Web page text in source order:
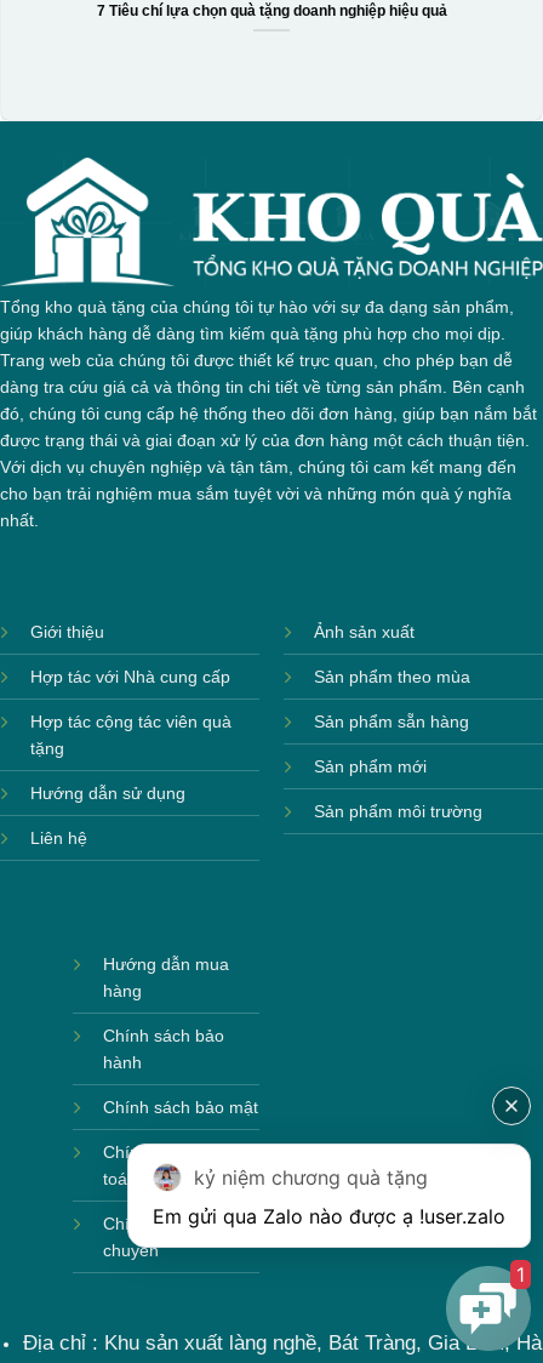
7 Tiêu chí lựa chọn quà tặng doanh nghiệp hiệu quả
Tổng kho quà tặng của chúng tôi tự hào với sự đa dạng sản phẩm,
giúp khách hàng dễ dàng tìm kiếm quà tặng phù hợp cho mọi dịp.
Trang web của chúng tôi được thiết kế trực quan, cho phép bạn dễ
dàng tra cứu giá cả và thông tin chi tiết về từng sản phẩm. Bên cạnh
đó, chúng tôi cung cấp hệ thống theo dõi đơn hàng, giúp bạn nắm bắt
được trạng thái và giai đoạn xử lý của đơn hàng một cách thuận tiện.
Với dịch vụ chuyên nghiệp và tận tâm, chúng tôi cam kết mang đến
cho bạn trải nghiệm mua sắm tuyệt vời và những món quà ý nghĩa
nhất.
Giới thiệu
Hợp tác với Nhà cung cấp
Hợp tác cộng tác viên quà
tặng
Hướng dẫn sử dụng
Liên hệ
Ảnh sản xuất
Sản phẩm theo mùa
Sản phẩm sẵn hàng
Sản phẩm mới
Sản phẩm môi trường
Hướng dẫn mua
hàng
Chính sách bảo
hành
Chính sách bảo mật
Chính sách thanh
toán
Chính sách vận
chuyển
Địa chỉ : Khu sản xuất làng nghề, Bát Tràng, Gia Lâm, Hà
kỷ niệm chương quà tặng
Em gửi qua Zalo nào được ạ !user.zalo
1